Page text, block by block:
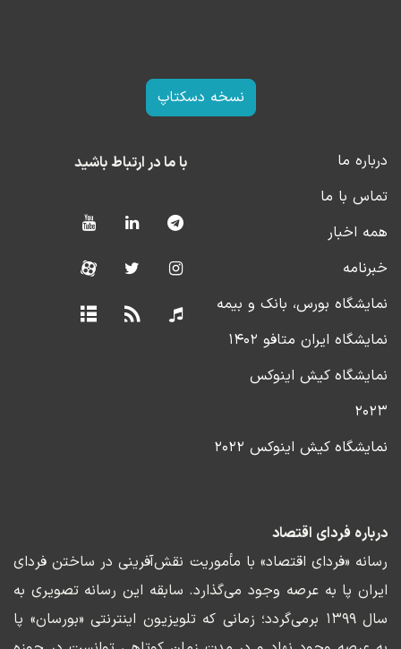
نسخه دسکتاپ
درباره ما
تماس با ما
همه اخبار
خبرنامه
نمایشگاه بورس، بانک و بیمه
نمایشگاه ایران متافو ۱۴۰۲
نمایشگاه کیش اینوکس
۲۰۲۳
نمایشگاه کیش اینوکس ۲۰۲۲
با ما در ارتباط باشید
درباره فردای اقتصاد
رسانه «فردای اقتصاد» با مأموریت نقش‌آفرینی در ساختن فردای
ایران پا به عرصه وجود می‌گذارد. سابقه این رسانه تصویری به
سال ۱۳۹۹ برمی‌گردد؛ زمانی که تلویزیون اینترنتی «بورسان» پا